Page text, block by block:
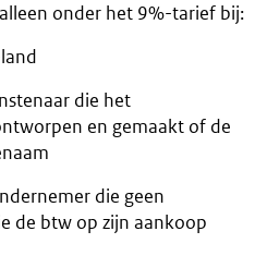
onder het 9%-tarief bij:
die het
en gemaakt of de
die geen
de btw op zijn aankoop